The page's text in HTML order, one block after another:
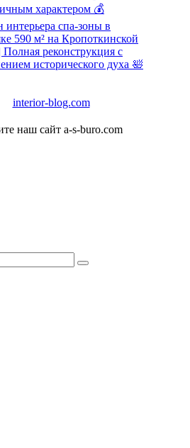
характером 💰
интерьера спа-зоны в
590 м² на Кропоткинской
Полная реконструкция с
исторического духа 🛀
наш сайт a-s-buro.com